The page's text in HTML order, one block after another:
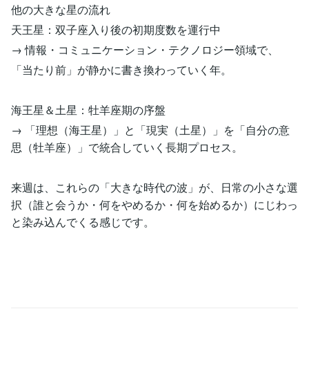
他の大きな星の流れ
天王星：双子座入り後の初期度数を運行中
→ 情報・コミュニケーション・テクノロジー領域で、
「当たり前」が静かに書き換わっていく年。
海王星＆土星：牡羊座期の序盤
→ 「理想（海王星）」と「現実（土星）」を「自分の意
思（牡羊座）」で統合していく長期プロセス。
来週は、これらの「大きな時代の波」が、日常の小さな選
択（誰と会うか・何をやめるか・何を始めるか）にじわっ
と染み込んでくる感じです。